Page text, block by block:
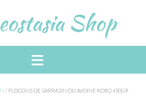
Shop
/ FLOCONS DE SARRASIN OU AVOINE KORO 450GR